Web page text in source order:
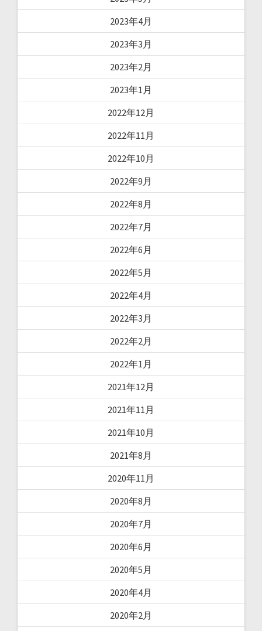
2023年4月
2023年3月
2023年2月
2023年1月
2022年12月
2022年11月
2022年10月
2022年9月
2022年8月
2022年7月
2022年6月
2022年5月
2022年4月
2022年3月
2022年2月
2022年1月
2021年12月
2021年11月
2021年10月
2021年8月
2020年11月
2020年8月
2020年7月
2020年6月
2020年5月
2020年4月
2020年2月